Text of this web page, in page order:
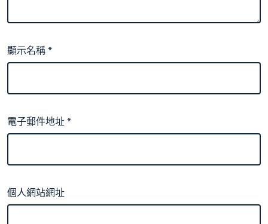
顯示名稱*
電子郵件地址*
個人網站網址